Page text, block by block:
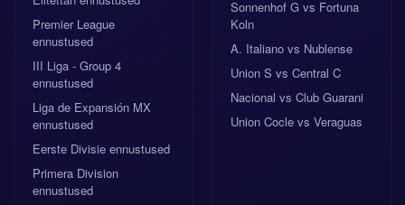
Premier League
ennustused
III Liga - Group 4
ennustused
Liga de Expansión MX
ennustused
Eerste Divisie ennustused
Primera Division
ennustused
Sonnenhof G vs Fortuna
Koln
A. Italiano vs Nublense
Union S vs Central C
Nacional vs Club Guarani
Union Cocle vs Veraguas